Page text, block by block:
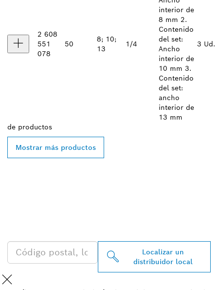
2 608
551
078
50
8; 10;
13
1/4
interior de
8 mm 2.
Contenido
del set:
Ancho
interior de
10 mm 3.
Contenido
del set:
ancho
interior de
13 mm
3 Ud.
de productos
Mostrar más productos
Localizar un
distribuidor local